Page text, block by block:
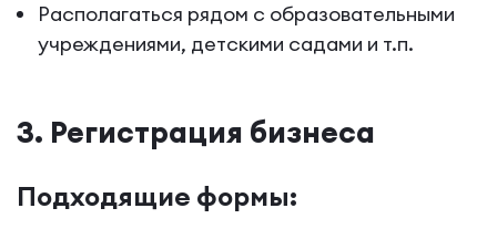
Располагаться рядом с образовательными
учреждениями, детскими садами и т.п.
3. Регистрация бизнеса
Подходящие формы: